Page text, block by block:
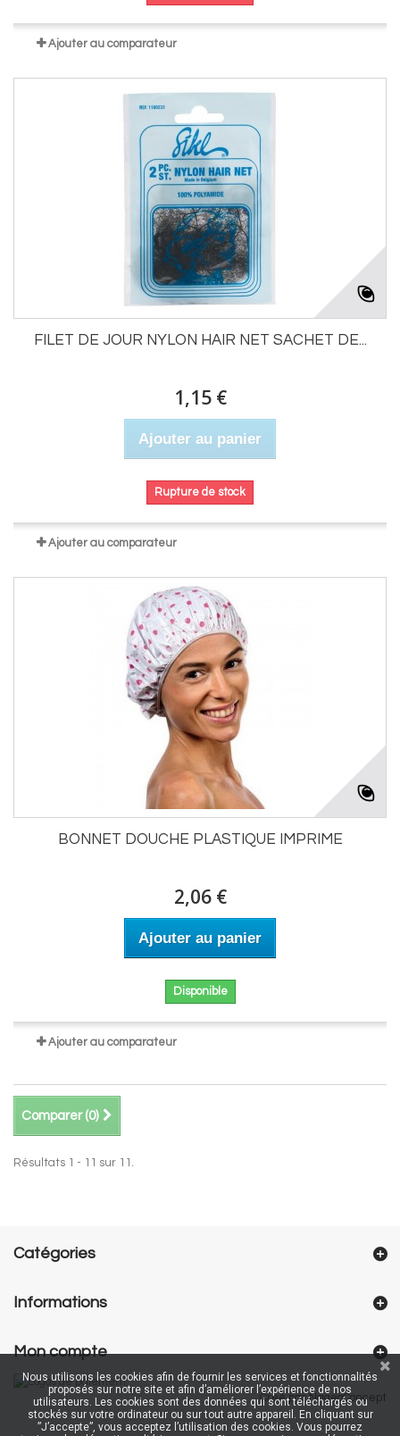
Ajouter au comparateur
FILET DE JOUR NYLON HAIR NET SACHET DE...
1,15 €
Ajouter au panier
Rupture de stock
Ajouter au comparateur
BONNET DOUCHE PLASTIQUE IMPRIME
2,06 €
Ajouter au panier
Disponible
Ajouter au comparateur
Comparer (0)
Résultats 1 - 11 sur 11.
Catégories
Informations
Mon compte
Créé par NageoConcept
Nous utilisons les cookies afin de fournir les services et fonctionnalités
proposés sur notre site et afin d’améliorer l’expérience de nos
utilisateurs. Les cookies sont des données qui sont téléchargés ou
stockés sur votre ordinateur ou sur tout autre appareil. En cliquant sur
”J’accepte”, vous acceptez l’utilisation des cookies. Vous pourrez